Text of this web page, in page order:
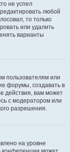
не успел
любой
то только
или удалить
варианты
пользователям или
форумы, создавать в
действия, вам может
с модератором или
разрешения.
на уровне